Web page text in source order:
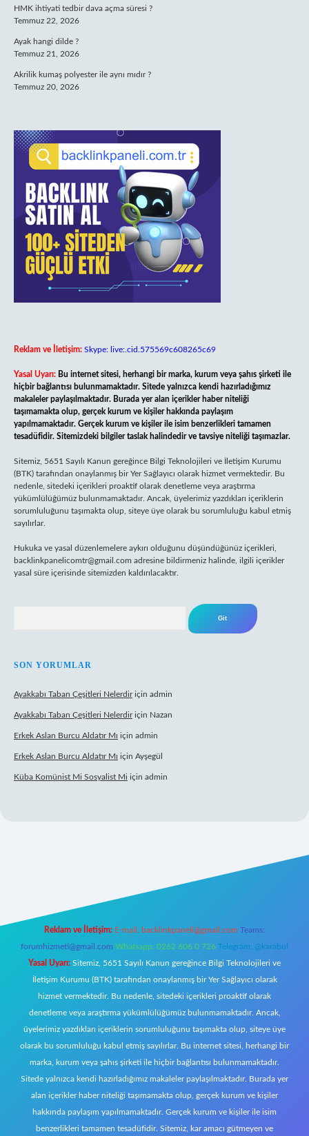
HMK ihtiyati tedbir dava açma süresi ?
Temmuz 22, 2026
Ayak hangi dilde ?
Temmuz 21, 2026
Akrilik kumaş polyester ile aynı mıdır ?
Temmuz 20, 2026
Reklam ve İletişim: Skype: live:.cid.575569c608265c69
Yasal Uyarı: Bu internet sitesi, herhangi bir marka, kurum veya şahıs şirketi ile
hiçbir bağlantısı bulunmamaktadır. Sitede yalnızca kendi hazırladığımız
makaleler paylaşılmaktadır. Burada yer alan içerikler haber niteliği
taşımamakta olup, gerçek kurum ve kişiler hakkında paylaşım
yapılmamaktadır. Gerçek kurum ve kişiler ile isim benzerlikleri tamamen
tesadüfidir. Sitemizdeki bilgiler taslak halindedir ve tavsiye niteliği taşımazlar.
Sitemiz, 5651 Sayılı Kanun gereğince Bilgi Teknolojileri ve İletişim Kurumu
(BTK) tarafından onaylanmış bir Yer Sağlayıcı olarak hizmet vermektedir. Bu
nedenle, sitedeki içerikleri proaktif olarak denetleme veya araştırma
yükümlülüğümüz bulunmamaktadır. Ancak, üyelerimiz yazdıkları içeriklerin
sorumluluğunu taşımakta olup, siteye üye olarak bu sorumluluğu kabul etmiş
sayılırlar.
Hukuka ve yasal düzenlemelere aykırı olduğunu düşündüğünüz içerikleri,
backlinkpanelicomtr@gmail.com adresine bildirmeniz halinde, ilgili içerikler
yasal süre içerisinde sitemizden kaldırılacaktır.
SON YORUMLAR
Ayakkabı Taban Çeşitleri Nelerdiriçin admin
Ayakkabı Taban Çeşitleri Nelerdiriçin Nazan
Erkek Aslan Burcu Aldatır Mı için admin
Erkek Aslan Burcu Aldatır Mı için Ayşegül
Küba Komünist Mi Sosyalist Mi için admin
Reklam ve İletişim: E-mail: backlinkpaneli@gmail.com Teams:
forumhizmeti@gmail.com Whatsapp: 0262 606 0 726 Telegram: @karabul
Yasal Uyarı: Sitemiz, 5651 Sayılı Kanun gereğince Bilgi Teknolojileri ve
İletişim Kurumu (BTK) tarafından onaylanmış bir Yer Sağlayıcı olarak
hizmet vermektedir. Bu nedenle, sitedeki içerikleri proaktif olarak
denetleme veya araştırma yükümlülüğümüz bulunmamaktadır. Ancak,
üyelerimiz yazdıkları içeriklerin sorumluluğunu taşımakta olup, siteye üye
olarak bu sorumluluğu kabul etmiş sayılırlar. Bu internet sitesi, herhangi bir
marka, kurum veya şahıs şirketi ile hiçbir bağlantısı bulunmamaktadır.
Sitede yalnızca kendi hazırladığımız makaleler paylaşılmaktadır. Burada yer
alan içerikler haber niteliği taşımamakta olup, gerçek kurum ve kişiler
hakkında paylaşım yapılmamaktadır. Gerçek kurum ve kişiler ile isim
benzerlikleri tamamen tesadüfidir. Sitemiz, kar amacı gütmeyen ve